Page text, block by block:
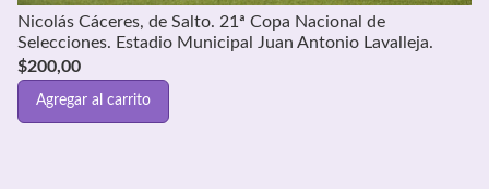
Nicolás Cáceres, de Salto. 21ª Copa Nacional de
Selecciones. Estadio Municipal Juan Antonio Lavalleja.
$200,00
Agregar al carrito